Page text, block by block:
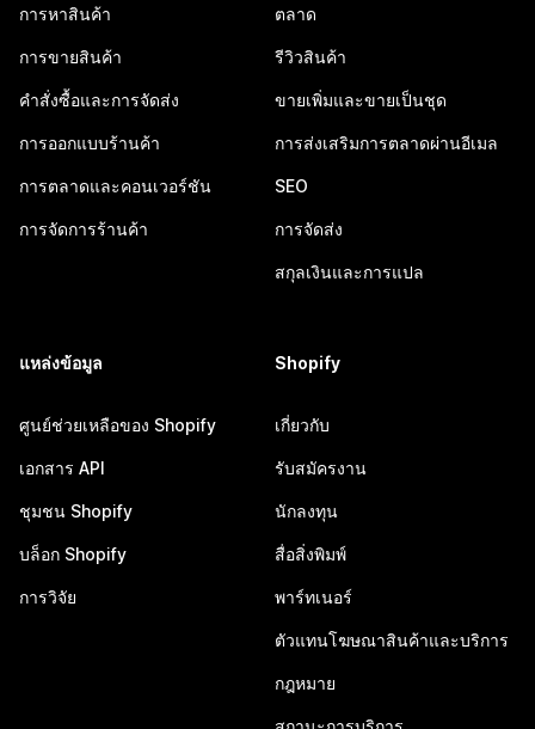
การหาสินค้า
การขายสินค้า
คำสั่งซื้อและการจัดส่ง
การออกแบบร้านค้า
การตลาดและคอนเวอร์ชัน
การจัดการร้านค้า
ตลาด
รีวิวสินค้า
ขายเพิ่มและขายเป็นชุด
การส่งเสริมการตลาดผ่านอีเมล
SEO
การจัดส่ง
สกุลเงินและการแปล
แหล่งข้อมูล
ศูนย์ช่วยเหลือของ Shopify
เอกสาร API
ชุมชน Shopify
บล็อก Shopify
การวิจัย
Shopify
เกี่ยวกับ
รับสมัครงาน
นักลงทุน
สื่อสิ่งพิมพ์
พาร์ทเนอร์
ตัวแทนโฆษณาสินค้าและบริการ
กฎหมาย